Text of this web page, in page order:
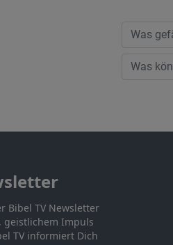
Bibel TV Newsletter
geistlichem Impuls
TV informiert Dich